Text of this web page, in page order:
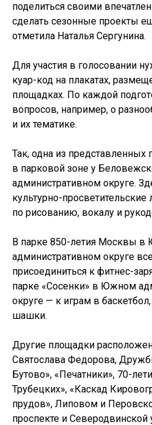
поделиться своими
сделать сезонные проекты
отметила Наталья Сергунина.
Для участия в голосовании
куар-код на плакатах,
площадках. По каждой
вопросов, например, о
и их тематике.
Так, одна из представленных
в парковой зоне у
административном округе.
культурно-
по рисованию, вокалу и
В парке 850-летия Москвы в
административном округе
присоединиться к фитнес-
парке «Сосенки» в Южном
округе — к играм в
шашки.
Другие площадки
Святослава Федорова,
Бутово», «Печатники», 70-
Трубецких», «Каскад
прудов», Липовом и
проспекте и Северодвинской